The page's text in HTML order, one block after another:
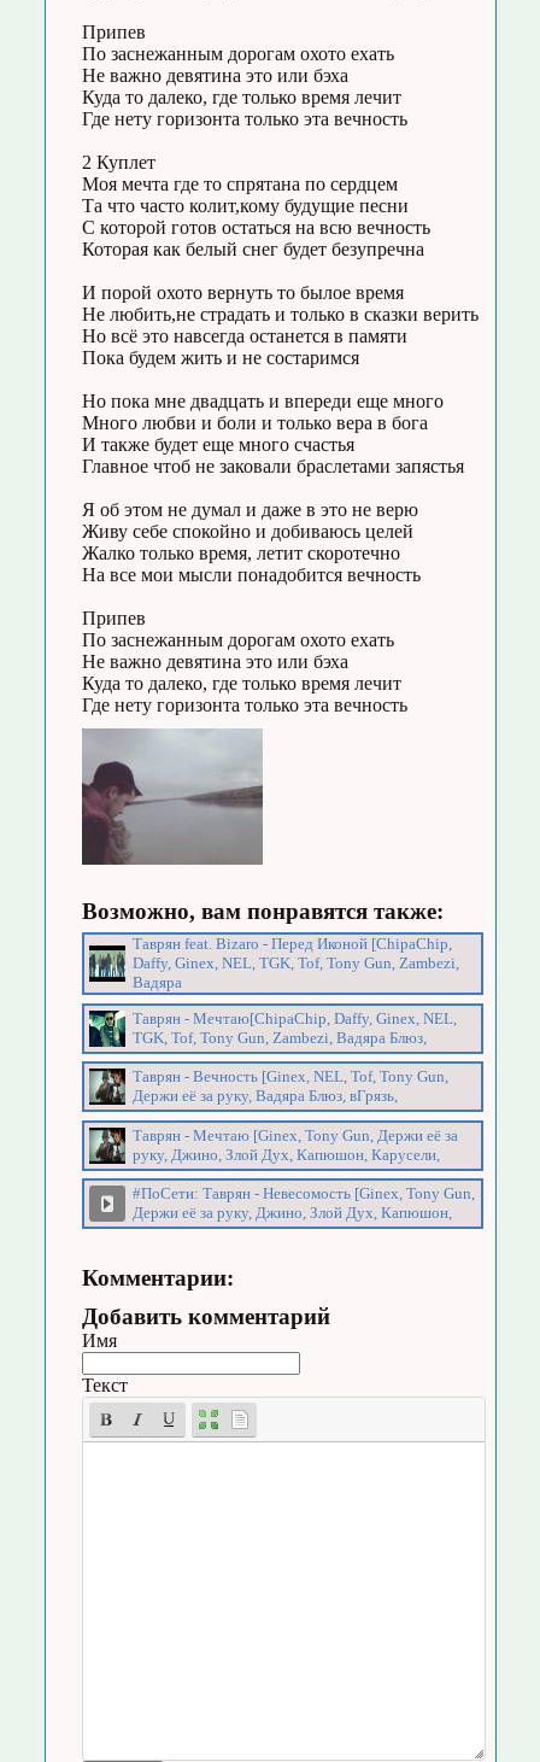
Припев
По заснежанным дорогам охото ехать
Не важно девятина это или бэха
Куда то далеко, где только время лечит
Где нету горизонта только эта вечность
2 Куплет
Моя мечта где то спрятана по сердцем
Та что часто колит,кому будущие песни
С которой готов остаться на всю вечность
Которая как белый снег будет безупречна
И порой охото вернуть то былое время
Не любить,не страдать и только в сказки верить
Но всё это навсегда останется в памяти
Пока будем жить и не состаримся
Но пока мне двадцать и впереди еще много
Много любви и боли и только вера в бога
И также будет еще много счастья
Главное чтоб не заковали браслетами запястья
Я об этом не думал и даже в это не верю
Живу себе спокойно и добиваюсь целей
Жалко только время, летит скоротечно
На все мои мысли понадобится вечность
Припев
По заснежанным дорогам охото ехать
Не важно девятина это или бэха
Куда то далеко, где только время лечит
Где нету горизонта только эта вечность
Возможно, вам понравятся также:
Таврян feat. Bizaro - Перед Иконой [ChipaChip,
Daffy, Ginex, NEL, TGK, Tof, Tony Gun, Zambezi,
Вадяра
Таврян - Мечтаю[ChipaChip, Daffy, Ginex, NEL,
TGK, Tof, Tony Gun, Zambezi, Вадяра Блюз,
Таврян - Вечность [Ginex, NEL, Tof, Tony Gun,
Держи её за руку, Вадяра Блюз, вГрязь,
Таврян - Мечтаю [Ginex, Tony Gun, Держи её за
руку, Джино, Злой Дух, Капюшон, Карусели,
#ПоСети: Таврян - Невесомость [Ginex, Tony Gun,
Держи её за руку, Джино, Злой Дух, Капюшон,
Комментарии:
Добавить комментарий
Имя
Текст